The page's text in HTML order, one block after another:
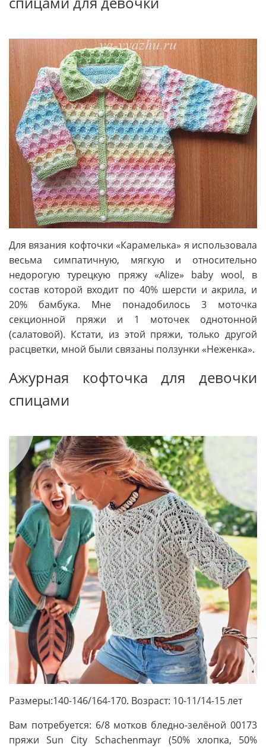
Для вязания кофточки «Карамелька» я использовала
весьма симпатичную, мягкую и относительно
недорогую турецкую пряжу «Alize» baby wool, в
состав которой входит по 40% шерсти и акрила, и
20% бамбука. Мне понадобилось 3 моточка
секционной пряжи и 1 моточек однотонной
(салатовой). Кстати, из этой пряжи, только другой
расцветки, мной были связаны ползунки «Неженка».
Ажурная кофточка для девочки
спицами
Размеры:140-146/164-170. Возраст: 10-11/14-15 лет
Вам потребуется: 6/8 мотков бледно-зелёной 00173
пряжи Sun City Schachenmayr (50% хлопка, 50%